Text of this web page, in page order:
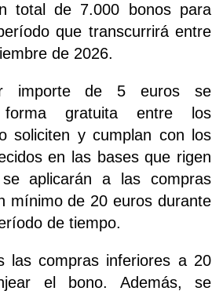
total de 7.000 bonos para
que transcurrirá entre
de 2026.
importe de 5 euros se
gratuita entre los
soliciten y cumplan con los
en las bases que rigen
aplicarán a las compras
mínimo de 20 euros durante
de tiempo.
las compras inferiores a 20
el bono. Además, se